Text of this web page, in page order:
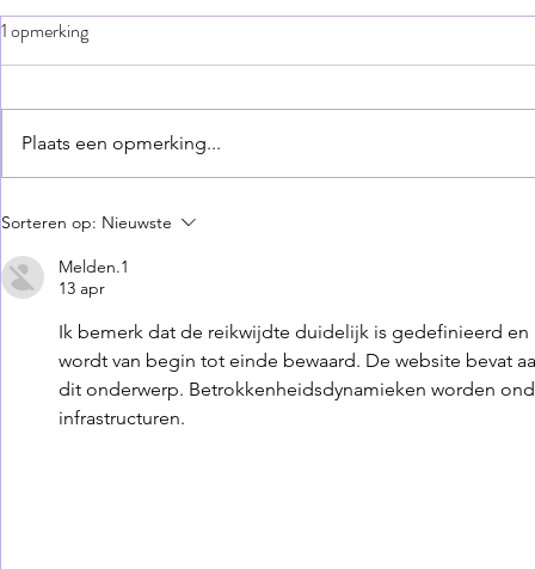
Theatershow 2026
1 opmerking
Plaats een opmerking...
Sorteren op: Nieuwste
Melden.1
13 apr
Ik bemerk dat de reikwijdte duidelijk is gedefinieerd
wordt van begin tot einde bewaard. De website bevat
dit onderwerp. Betrokkenheidsdynamieken worden
infrastructuren.